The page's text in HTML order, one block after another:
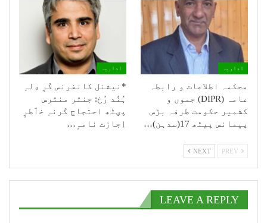
اداریہ
محکمہ اطلاعات و رابطہ
عامہ (DIPR) جموں و
کشمیر حکومت طرفہ بڑس
پیمانس پیٹھ 17(سدہن)…
اداریہ
*نیشنل کانفرنس کَرِ دِلہِ
ہُنٛد رُخ: جنتر منترس
پؠٹھ احتجاج کَرنہِ خٲطرٕ
اِجازت نامہٕ…
NEXT
LEAVE A REPLY